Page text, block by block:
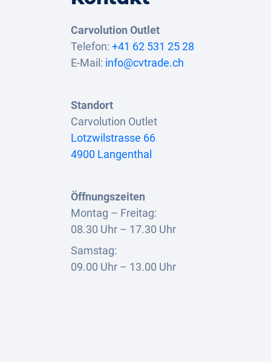
Carvolution Outlet
Telefon: +41 62 531 25 28
E-Mail: info@cvtrade.ch
Standort
Carvolution Outlet
Lotzwilstrasse 66
4900 Langenthal
Öffnungszeiten
Montag – Freitag:
08.30 Uhr – 17.30 Uhr
Samstag:
09.00 Uhr – 13.00 Uhr